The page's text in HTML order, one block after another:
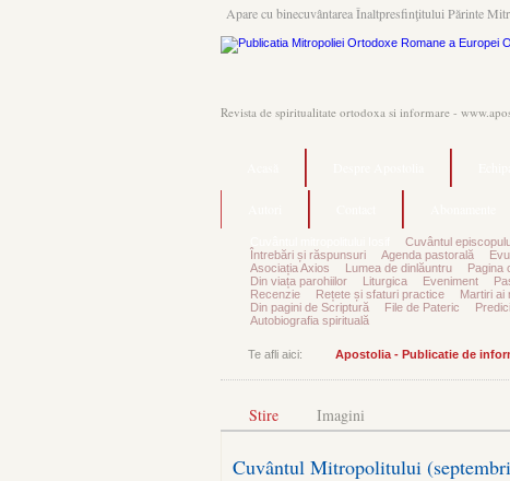
Apare cu binecuvântarea Înaltpresfinţitului Părinte
Revista de spiritualitate ortodoxa si informare -
Cuvântul
Întrebări și răspunsuri
Agenda pastorală
Asociația Axios
Lumea de dinlăuntru Pagina
Din viața parohiilor
Liturgica Eveniment
Recenzie
Rețete și sfaturi practice Martiri ai
Din pagini de Scriptură
File de Pateric
Autobiografia spirituală
Te afli aici: Apostolia - Publicatie de
Stire Imagini
Cuvântul Mitropolitului